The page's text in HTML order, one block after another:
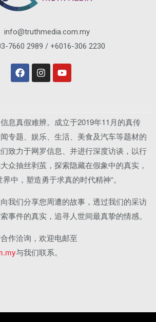
info@truthmedia.com.my
7660 2989 / +6016-306 2230
息真假难辨。成立于2019年11月的真传
专题、娱乐、生活、美食及汽车等题材的
致力于网罗信息、并进行深度访谈，以行
众抽丝剥茧，探索隐藏在假象中的真实，
中，塑造勇于求真的时代精神“。
我们分享您周遭的故事，透过我们的采访
事件的真实，追寻人世间最真挚的情感。
作洽询，欢迎电邮至
与我们联系。